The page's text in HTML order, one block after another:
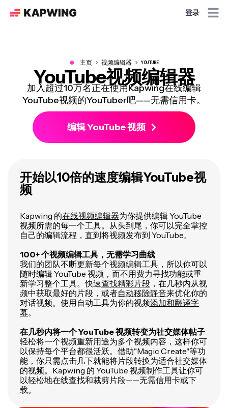
登录
● 主页 视频编辑器 YOUTUBE
YouTube视频编辑器
加入超过10万名正在使用Kapwing在线编辑
YouTube视频的YouTuber吧——无需信用卡。
编辑 YouTube 视频
开始以10倍的速度编辑YouTube视
频
Kapwing 的在线视频编辑器为你提供编辑 YouTube
视频所需的每一个工具。从头到尾，你可以完全掌控
自己的编辑流程，直到将视频发布到 YouTube。
100+ 个视频编辑工具，无需学习曲线
我们的团队不断更新每个视频编辑工具，所以你可以
随时编辑 YouTube 视频，而不用费力寻找功能或重
新学习整个工具。快速查找精彩片段 ，在几秒内从视
频中获取最好的片段，或者自动移除静音来优化你的
对话视频。使用自动工具为你的视频添加和翻译字
幕。
在几秒内将一个 YouTube 视频转变为社交媒体帖子
轻松将一个视频重新用途为多个视频内容，这样你可
以保持每个平台都很活跃。借助"Magic Create"等功
能，你只需点击几下就能将片段转换为适合社交媒体
的视频。Kapwing 的 YouTube 视频制作工具让你可
以轻松地在线查找和裁剪片段——无需信用卡或下
载。